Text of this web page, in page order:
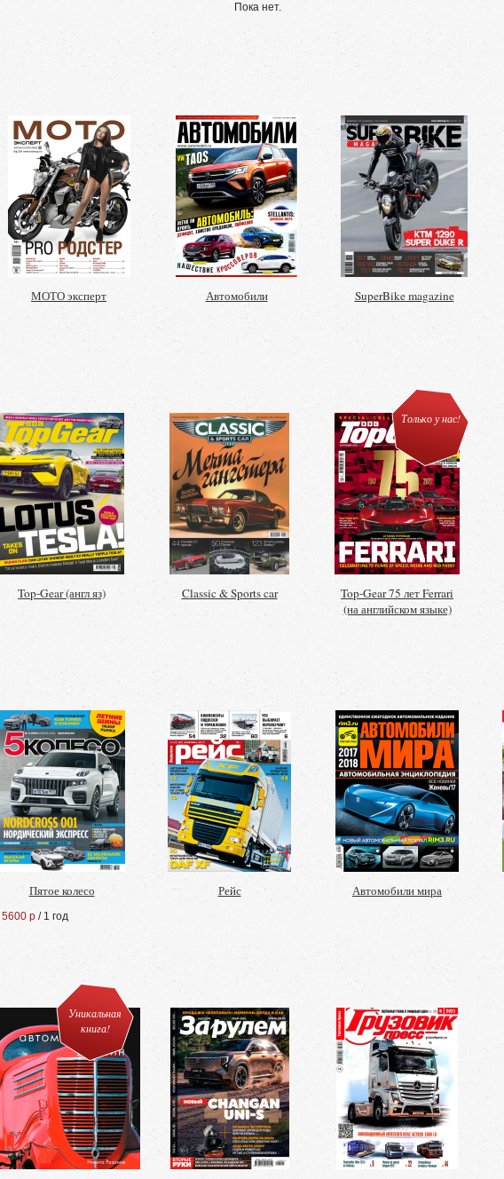
Пока нет.
МОТО эксперт Автомобили SuperBike magazine
Top-Gear (англ яз) Classic & Sports car
Только у нас!
Top-Gear 75 лет Ferrari
(на английском языке)
Пятое колесо
5600 р / 1 год
Рейс Автомобили мира
Уникальная
книга!